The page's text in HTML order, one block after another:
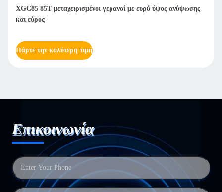
XGC85 85T μεταχειρισμένοι γερανοί με ευρύ ύψος ανύψωσης
και εύρος
Πάρτε την καλύτερη τιμή
Επικοινωνία